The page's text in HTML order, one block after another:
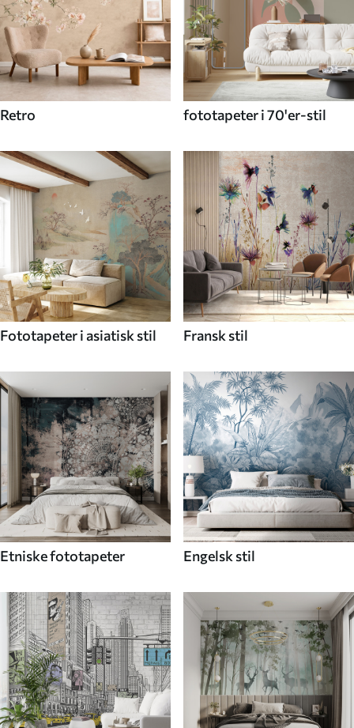
Retro fototapeter i 70'er-stil
Fototapeter i asiatisk stil Fransk stil
Etniske fototapeter Engelsk stil